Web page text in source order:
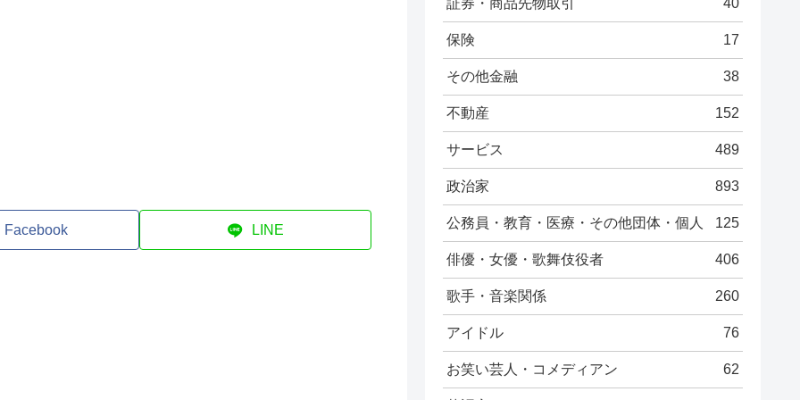
Facebook LINE
保険 17
その他金融 38
不動産 152
サービス 489
政治家 893
公務員・教育・医療・その他団体・個人 125
俳優・女優・歌舞伎役者 406
歌手・音楽関係 260
アイドル 76
お笑い芸人・コメディアン 62